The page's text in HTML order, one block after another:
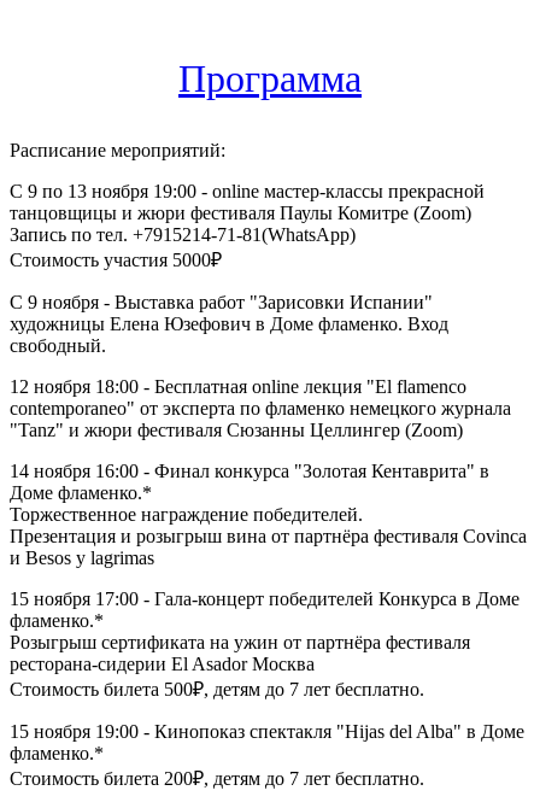
Программа
Расписание мероприятий:
С 9 по 13 ноября 19:00 - online мастер-классы прекрасной
танцовщицы и жюри фестиваля Паулы Комитре (Zoom)
Запись по тел. +7915214-71-81(WhatsApp)
Стоимость участия 5000₽
С 9 ноября - Выставка работ "Зарисовки Испании"
художницы Елена Юзефович в Доме фламенко. Вход
свободный.
12 ноября 18:00 - Бесплатная online лекция "El flamenco
contemporaneo" от эксперта по фламенко немецкого журнала
"Tanz" и жюри фестиваля Сюзанны Целлингер (Zoom)
14 ноября 16:00 - Финал конкурса "Золотая Кентаврита" в
Доме фламенко.*
Торжественное награждение победителей.
Презентация и розыгрыш вина от партнёра фестиваля Covinca
и Besos y lagrimas
15 ноября 17:00 - Гала-концерт победителей Конкурса в Доме
фламенко.*
Розыгрыш сертификата на ужин от партнёра фестиваля
ресторана-сидерии El Asador Москва
Стоимость билета 500₽, детям до 7 лет бесплатно.
15 ноября 19:00 - Кинопоказ спектакля "Hijas del Alba" в Доме
фламенко.*
Стоимость билета 200₽, детям до 7 лет бесплатно.